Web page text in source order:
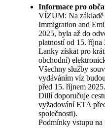
Informace pro
VÍZUM: Na základě
Immigration and
2025, byla až do
platností od 15. října
Lanky získat pro
obchodní)
Všechny služby
vydáváním víz
před 15. říjnem
Dillí doporučuje
vyžadování ETA
společnosti).
Podmínky vstupu